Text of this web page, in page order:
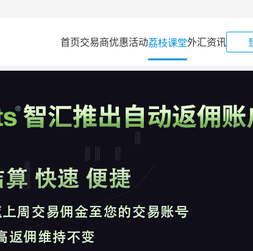
首页交易商优惠活动荔枝课堂外汇资讯